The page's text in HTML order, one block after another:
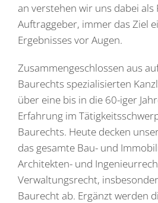
an verstehen wir uns dabei
Auftraggeber, immer das Ziel
Ergebnisses vor Augen.
Zusammengeschlossen aus
Baurechts spezialisierten
über eine bis in die 60-iger
Erfahrung im
Baurechts. Heute decken
das gesamte Bau- und
Architekten- und
Verwaltungsrecht,
Baurecht ab. Ergänzt werden